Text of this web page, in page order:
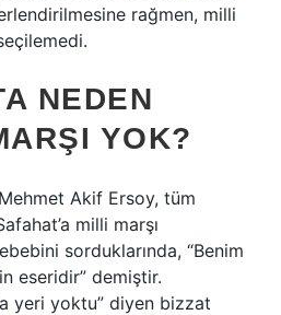
rağmen, milli
NEDEN
YOK?
Akif Ersoy, tüm
milli marşı
sorduklarında, “Benim
eseridir” demiştir.
yeri yoktu” diyen bizzat